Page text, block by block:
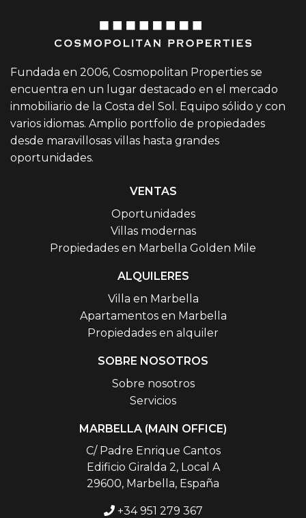
Fundada en 2006, Cosmopolitan Properties se
encuentra en un lugar destacado en el mercado
inmobiliario de la Costa del Sol. Equipo sólido y con
varios idiomas. Amplio portfolio de propiedades
desde maravillosas villas hasta grandes
oportunidades.
VENTAS
Oportunidades
Villas modernas
Propiedades en Marbella Golden Mile
ALQUILERES
Villa en Marbella
Apartamentos en Marbella
Propiedades en alquiler
SOBRE NOSOTROS
Sobre nosotros
Servicios
MARBELLA (MAIN OFFICE)
C/ Padre Enrique Cantos
Edificio Giralda 2, Local A
29600, Marbella, España
+34 951 279 367